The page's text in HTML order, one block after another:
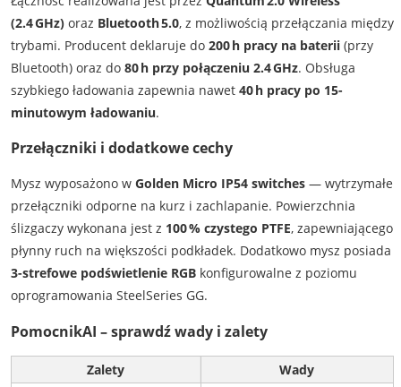
(2.4 GHz)oraz Bluetooth 5.0, z możliwością przełączania między
trybami. Producent deklaruje do 200 h pracy na baterii(przy
Bluetooth) oraz do 80 h przy połączeniu 2.4 GHz. Obsługa
szybkiego ładowania zapewnia nawet 40 h pracy po 15-
minutowym ładowaniu.
Przełączniki i dodatkowe cechy
Mysz wyposażono w Golden Micro IP54 switches— wytrzymałe
przełączniki odporne na kurz i zachlapanie. Powierzchnia
ślizgaczy wykonana jest z 100 % czystego PTFE, zapewniającego
płynny ruch na większości podkładek. Dodatkowo mysz posiada
3-strefowe podświetlenie RGBkonfigurowalne z poziomu
oprogramowania SteelSeries GG.
PomocnikAI – sprawdź wady i zalety
Zalety Wady